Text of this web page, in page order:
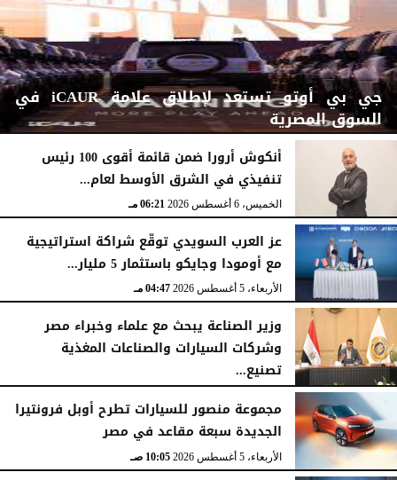
جي بي أوتو تستعد لإطلاق علامة iCAUR في
السوق المصرية
الجمعة، 7 أغسطس 2026 12:17 صـ
أنكوش أرورا ضمن قائمة أقوى 100 رئيس
تنفيذي في الشرق الأوسط لعام...
الخميس، 6 أغسطس 2026 06:21 مـ
عز العرب السويدي توقّع شراكة استراتيجية
مع أومودا وجايكو باستثمار 5 مليار...
الأربعاء، 5 أغسطس 2026 04:47 مـ
وزير الصناعة يبحث مع علماء وخبراء مصر
وشركات السيارات والصناعات المغذية
تصنيع...
الأربعاء، 5 أغسطس 2026
مجموعة منصور للسيارات تطرح أوبل فرونتيرا
الجديدة سبعة مقاعد في مصر
الأربعاء، 5 أغسطس 2026 10:05 صـ